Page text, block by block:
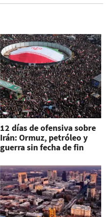
12 días de ofensiva sobre
Irán: Ormuz, petróleo y
guerra sin fecha de fin